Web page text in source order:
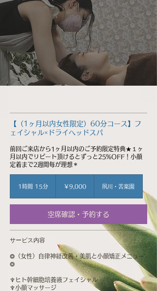
【（1ヶ月以内女性限定）60分コース】フ
ェイシャル×ドライヘッドスパ
前回ご来店から1ヶ月以内のご予約限定特典★１ヶ
月以内でリピート頂けるとずっと25%OFF！小顔
定着まで2週間毎が理想＊
1時間 15分
分
￥9,000 夙川・苦楽園
空席確認・予約する
サービス内容
❂（女性）自律神経改善・美肌と小顔矯正メニュー
❂
♆ヒト幹細胞培養液フェイシャル
♆小顔マッサージ